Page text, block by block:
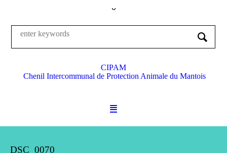
CIPAM
Chenil Intercommunal de Protection Animale du Mantois
DSC_0070